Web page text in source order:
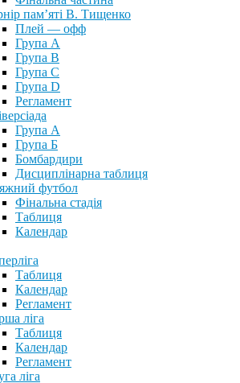
пам’яті В. Тищенко
Плей — офф
Група А
Група B
Група С
Група D
Регламент
Група А
Група Б
Бомбардири
Дисциплінарна таблиця
футбол
Фінальна стадія
Таблиця
Календар
Таблиця
Календар
Регламент
ліга
Таблиця
Календар
Регламент
ліга